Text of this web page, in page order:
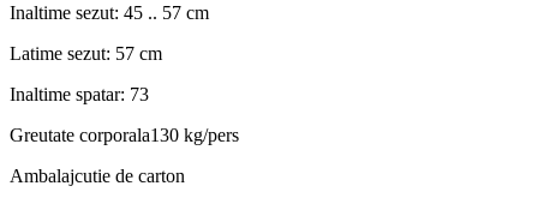
Inaltime sezut: 45 .. 57 cm
Latime sezut: 57 cm
Inaltime spatar: 73
Greutate corporala130 kg/pers
Ambalajcutie de carton